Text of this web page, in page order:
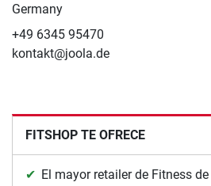
Germany
+49 6345 95470
kontakt@joola.de
FITSHOP TE OFRECE
El mayor retailer de Fitness